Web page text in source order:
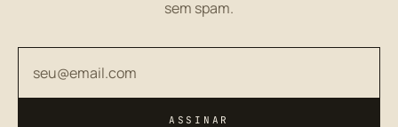
sem spam.
ASSINAR